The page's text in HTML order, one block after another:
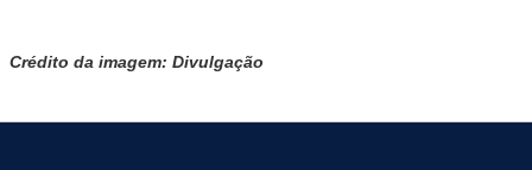
Crédito da imagem: Divulgação